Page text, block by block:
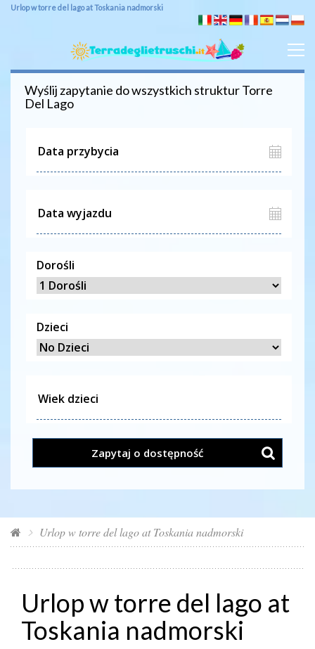
Urlop w torre del lago at Toskania nadmorski
Wyślij zapytanie do wszystkich strukturTorre
Del Lago
Dorośli
Dzieci
Zapytaj o dostępność
Urlop w torre del lago at Toskania nadmorski
Urlop w torre del lago at
Toskania nadmorski